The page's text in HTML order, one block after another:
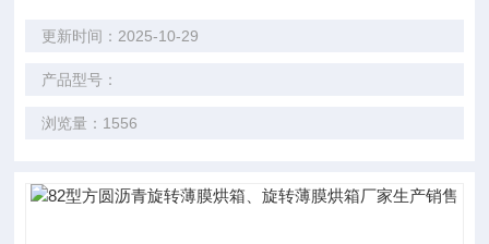
更新时间：2025-10-29
产品型号：
浏览量：1556